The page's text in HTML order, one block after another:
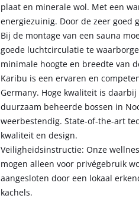
plaat en minerale wol. Met een
energiezuinig. Door de zeer goed
Bij de montage van een sauna
goede luchtcirculatie te
minimale hoogte en breedte van
Karibu is een ervaren en
Germany. Hoge kwaliteit is
duurzaam beheerde bossen in
weerbestendig. State-of-the-art
kwaliteit en design.
Veiligheidsinstructie: Onze
mogen alleen voor privégebruik
aangesloten door een lokaal
kachels.